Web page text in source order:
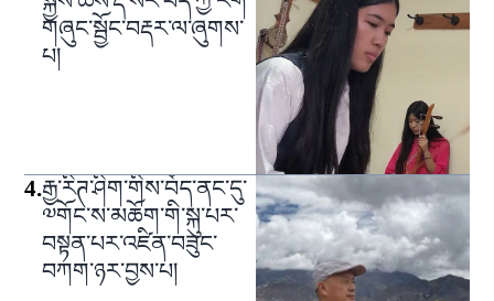
གཞུང་སྦྱོང་བརྡར་ལ་ཞུགས་
པ།
4.རྒྱ་རིཊ་ཤིག་གིས་བོད་ནང་དུ་
༧གོང་ས་མཆོག་གི་སྐུ་པར་
བསྟན་པར་འཛིན་བཟུང་
བཀག་ཉར་བྱས་པ།